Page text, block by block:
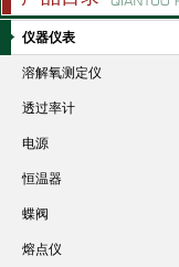
仪器仪表
溶解氧测定仪
透过率计
电源
恒温器
蝶阀
熔点仪